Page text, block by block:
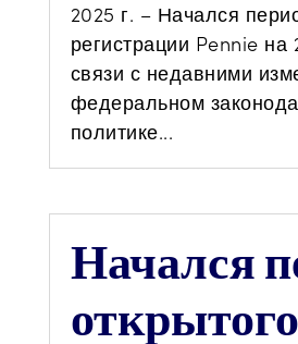
2025 г. – Начался
регистрации Pennie на
связи с недавними
федеральном
политике...
Начался
открытого